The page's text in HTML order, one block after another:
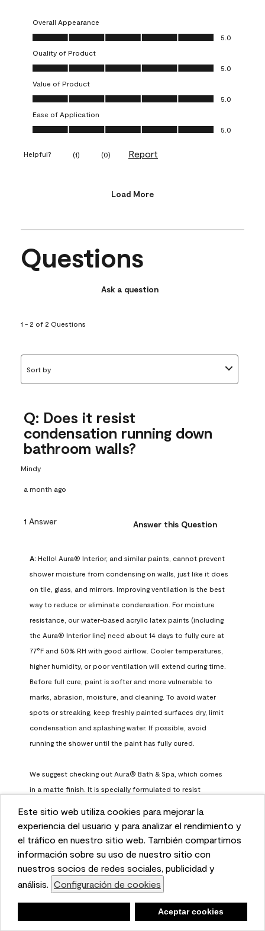
This website uses cookies to enhance user experience
and to analyze performance and traffic on our website.
We also share information about your use of our site
with our social media, advertising, and analytics
partners. Cookie Settings
Accept Cookies
Este sitio web utiliza cookies para mejorar la
experiencia del usuario y para analizar el rendimiento y
el tráfico en nuestro sitio web. También compartimos
información sobre su uso de nuestro sitio con
nuestros socios de redes sociales, publicidad y
análisis. Configuración de cookies
Aceptar cookies
Overall Appearance
Overall Appearance, 5.0 out of 5
5.0
Quality of Product
Quality of Product, 5.0 out of 5
5.0
Value of Product
Value of Product, 5.0 out of 5
5.0
Ease of Application
Ease of Application, 5.0 out of 5
5.0
Helpful? (1) (0) Report
Load More
Questions
Ask a question
1 - 2 of 2 Questions
Sort by
Q: Does it resist
condensation running down
bathroom walls?
Mindy
a month ago
1 Answer Answer this Question
A: Hello! Aura® Interior, and similar paints, cannot prevent
shower moisture from condensing on walls, just like it does
on tile, glass, and mirrors. Improving ventilation is the best
way to reduce or eliminate condensation. For moisture
resistance, our water-based acrylic latex paints (including
the Aura® Interior line) need about 14 days to fully cure at
77°F and 50% RH with good airflow. Cooler temperatures,
higher humidity, or poor ventilation will extend curing time.
Before full cure, paint is softer and more vulnerable to
marks, abrasion, moisture, and cleaning. To avoid water
spots or streaking, keep freshly painted surfaces dry, limit
condensation and splashing water. If possible, avoid
running the shower until the paint has fully cured.
We suggest checking out Aura® Bath & Spa, which comes
in a matte finish. It is specially formulated to resist
have enough time to fully cure before being exposed to
https://www.benjaminmoore.com/en-us/interior-exterior-
paints-stains/product-catalog/abs/aura-bath-and-spa-
paint
Benjamin Moore Support